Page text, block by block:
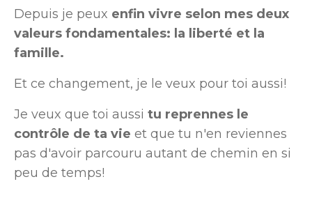
Depuis je peux enfin vivre selon mes deux
valeurs fondamentales: la liberté et la
famille.
Et ce changement, je le veux pour toi aussi!
Je veux que toi aussi tu reprennes le
contrôle de ta vie et que tu n'en reviennes
pas d'avoir parcouru autant de chemin en si
peu de temps!